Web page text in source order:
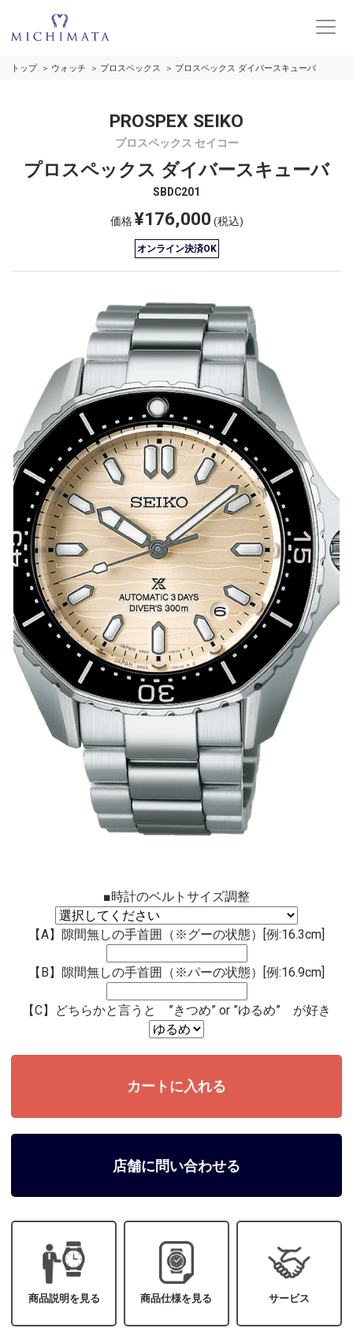
トップ ウォッチ プロスペックス プロスペックス ダイバースキューバ
PROSPEX SEIKO
プロスペックス セイコー
プロスペックス ダイバースキューバ
SBDC201
価格¥176,000 (税込)
オンライン決済OK
■時計のベルトサイズ調整
【A】隙間無しの手首囲（※グーの状態）[例:16.3cm]
【B】隙間無しの手首囲（※パーの状態）[例:16.9cm]
【C】どちらかと言うと ”きつめ” or ”ゆるめ” が好き
店舗に問い合わせる
商品説明を見る 商品仕様を見る サービス